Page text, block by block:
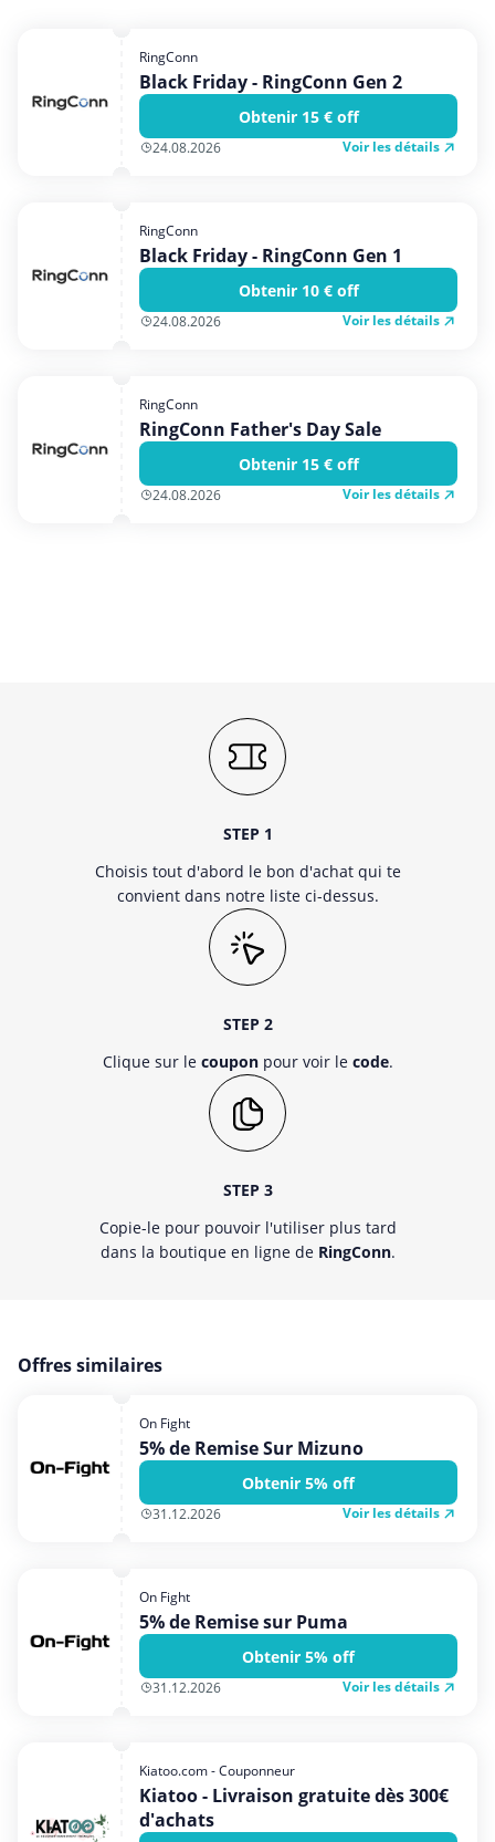
Vêtements et Accessoires
Voyages et Vacances
RingConn
Black Friday - RingConn Gen 2
Obtenir 15 € off
24.08.2026 Voir les détails
RingConn
Black Friday - RingConn Gen 1
Obtenir 10 € off
24.08.2026 Voir les détails
RingConn
RingConn Father's Day Sale
Obtenir 15 € off
24.08.2026 Voir les détails
STEP 1
Choisis tout d'abord le bon d'achat qui te
convient dans notre liste ci-dessus.
STEP 2
Clique sur le couponpour voir le code.
STEP 3
Copie-le pour pouvoir l'utiliser plus tard
dans la boutique en ligne de RingConn.
Offres similaires
On Fight
5% de Remise Sur Mizuno
Obtenir 5% off
31.12.2026 Voir les détails
On Fight
5% de Remise sur Puma
Obtenir 5% off
31.12.2026 Voir les détails
Kiatoo.com - Couponneur
Kiatoo - Livraison gratuite dès 300€
d'achats